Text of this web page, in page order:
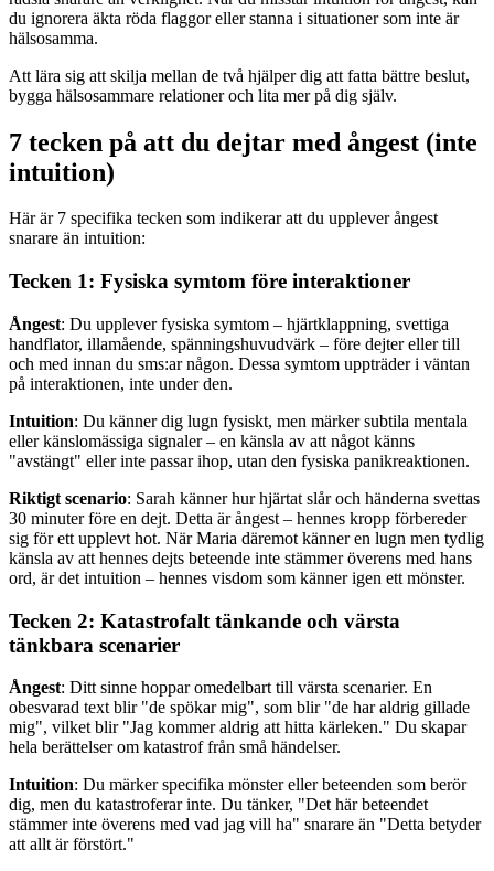
du ignorera äkta röda flaggor eller stanna i situationer som inte är
hälsosamma.
Att lära sig att skilja mellan de två hjälper dig att fatta bättre beslut,
bygga hälsosammare relationer och lita mer på dig själv.
7 tecken på att du dejtar med ångest (inte
intuition)
Här är 7 specifika tecken som indikerar att du upplever ångest
snarare än intuition:
Tecken 1: Fysiska symtom före interaktioner
Ångest: Du upplever fysiska symtom – hjärtklappning, svettiga
handflator, illamående, spänningshuvudvärk – före dejter eller till
och med innan du sms:ar någon. Dessa symtom uppträder i väntan
på interaktionen, inte under den.
Intuition: Du känner dig lugn fysiskt, men märker subtila mentala
eller känslomässiga signaler – en känsla av att något känns
"avstängt" eller inte passar ihop, utan den fysiska panikreaktionen.
Riktigt scenario: Sarah känner hur hjärtat slår och händerna svettas
30 minuter före en dejt. Detta är ångest – hennes kropp förbereder
sig för ett upplevt hot. När Maria däremot känner en lugn men tydlig
känsla av att hennes dejts beteende inte stämmer överens med hans
ord, är det intuition – hennes visdom som känner igen ett mönster.
Tecken 2: Katastrofalt tänkande och värsta
tänkbara scenarier
Ångest: Ditt sinne hoppar omedelbart till värsta scenarier. En
obesvarad text blir "de spökar mig", som blir "de har aldrig gillade
mig", vilket blir "Jag kommer aldrig att hitta kärleken." Du skapar
hela berättelser om katastrof från små händelser.
Intuition: Du märker specifika mönster eller beteenden som berör
dig, men du katastroferar inte. Du tänker, "Det här beteendet
stämmer inte överens med vad jag vill ha" snarare än "Detta betyder
att allt är förstört."